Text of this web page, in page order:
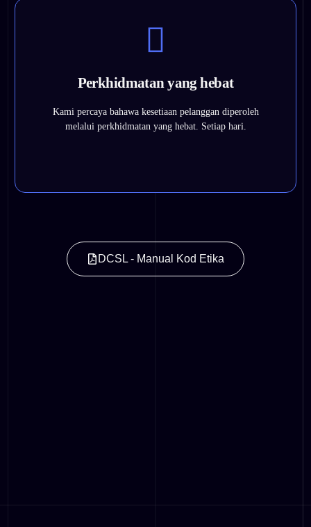
Perkhidmatan yang hebat
Kami percaya bahawa kesetiaan pelanggan diperoleh
melalui perkhidmatan yang hebat. Setiap hari.
Dengan memberikan perhatian yang kuat terhadap
Dengan memastikan pelaksanaan proses perniagaan utama
yang betul.
DCSL - Manual Kod Etika